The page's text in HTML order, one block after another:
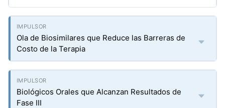
Ola de Biosimilares que Reduce las Barreras de
Costo de la Terapia
Biológicos Orales que Alcanzan Resultados de
Fase III